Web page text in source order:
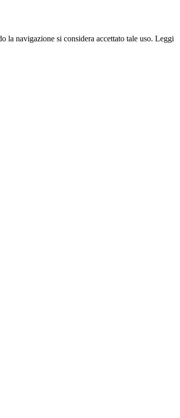
la navigazione si considera accettato tale uso. Leggi